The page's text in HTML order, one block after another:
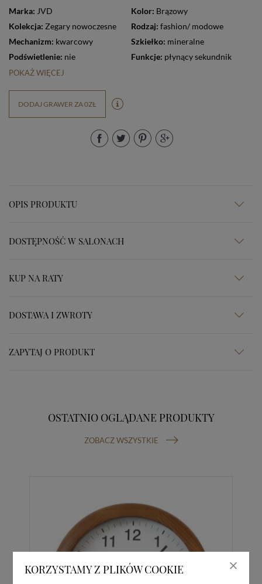
KORZYSTAMY Z PLIKÓW COOKIE
Marka: JVD Kolor: Brązowy
Kolekcja: Zegary nowoczesne Rodzaj: fashion/ modowe
Mechanizm: kwarcowy Szkiełko: mineralne
Podświetlenie: nie Funkcje: płynący sekundnik
POKAŻ WIĘCEJ
DODAJ GRAWER ZA 0ZŁ
OPIS PRODUKTU
DOSTĘPNOŚĆ W SALONACH
KUP NA RATY
DOSTAWA I ZWROTY
ZAPYTAJ O PRODUKT
OSTATNIO OGLĄDANE PRODUKTY
ZOBACZ WSZYSTKIE